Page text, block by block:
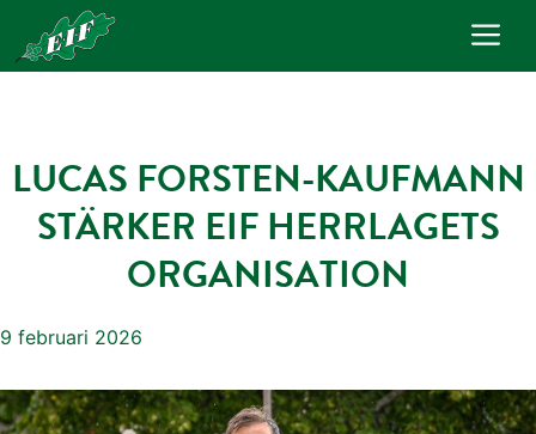
innehåll
LUCAS FORSTEN-KAUFMANN
STÄRKER EIF HERRLAGETS
ORGANISATION
9 februari 2026